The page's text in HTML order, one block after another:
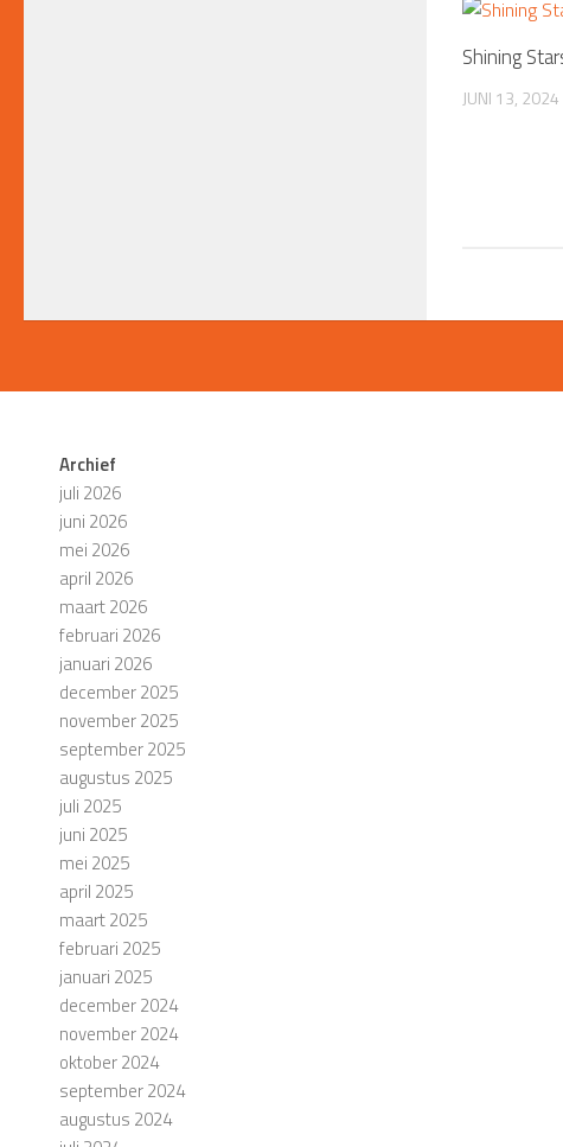
Shining
JUNI 13, 2024
Archief
juli 2026
juni 2026
mei 2026
april 2026
maart 2026
februari 2026
januari 2026
december 2025
november 2025
september 2025
augustus 2025
juli 2025
juni 2025
mei 2025
april 2025
maart 2025
februari 2025
januari 2025
december 2024
november 2024
oktober 2024
september 2024
augustus 2024